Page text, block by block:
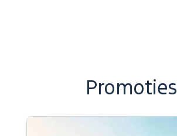
Promoties